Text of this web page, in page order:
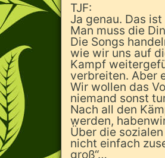
TJF:
Ja genau. Das
Man muss die
Die Songs
wie wir uns auf
Kampf
verbreiten. Aber
Wir wollen das
niemand sonst
Nach all den
werden,
Über die
nicht einfach
groß“…